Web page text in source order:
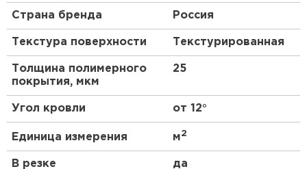
Страна бренда Россия
Текстура поверхности Текстурированная
Толщина полимерного
покрытия, мкм
25
Угол кровли от 12°
Единица измерения м2
В резке да